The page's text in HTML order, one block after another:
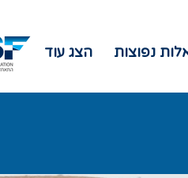
נפוצות הצג עוד